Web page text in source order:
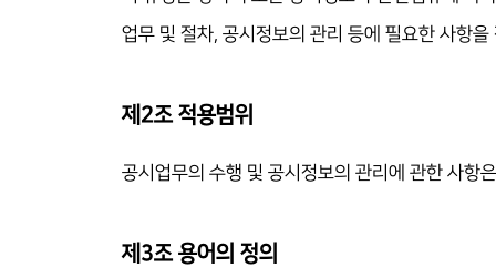
업무 및 절차, 공시정보의 관리 등에 필요한 사항
제2조 적용범위
공시업무의 수행 및 공시정보의 관리에 관한 사항
제3조 용어의 정의